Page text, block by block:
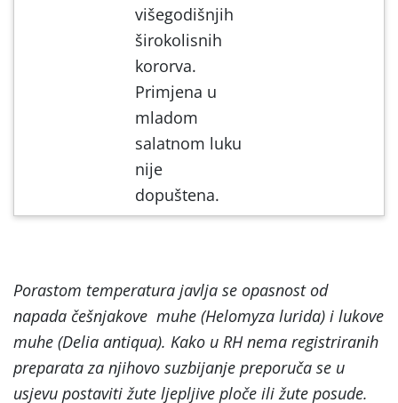
višegodišnjih
širokolisnih
kororva.
Primjena u
mladom
salatnom luku
nije
dopuštena.
Porastom temperatura javlja se opasnost od
napada češnjakove muhe (Helomyza lurida) i lukove
muhe (Delia antiqua). Kako u RH nema registriranih
preparata za njihovo suzbijanje preporuča se u
usjevu postaviti žute ljepljive ploče ili žute posude.